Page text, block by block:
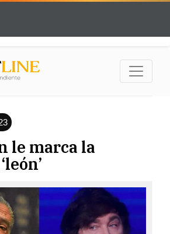
le marca la